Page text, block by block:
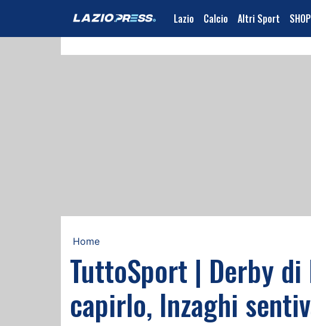
Lazio Calcio Altri Sport
Home
TuttoSport | Derby
capirlo, Inzaghi